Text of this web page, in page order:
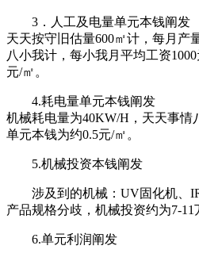
3．人工及电量单元本钱阐发
天天按守旧估量600㎡计，每月产
八小我计，每小我月平均工资
元/㎡。
4.耗电量单元本钱阐发
机械耗电量为40KW/H，天天事情
单元本钱为约0.5元/㎡。
5.机械投资本钱阐发
涉及到的机械：UV固化机、
产品规格分歧，机械投资约为7-11
6.单元利润阐发